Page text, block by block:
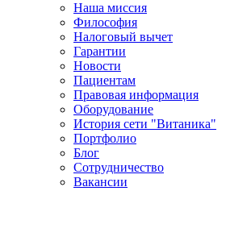
Наша миссия
Философия
Налоговый вычет
Гарантии
Новости
Пациентам
Правовая информация
Оборудование
История сети "Витаника"
Портфолио
Блог
Сотрудничество
Вакансии